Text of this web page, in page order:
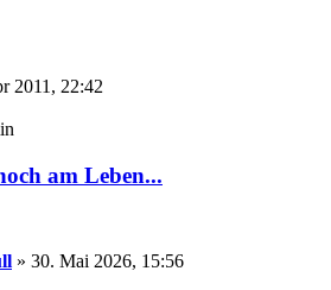
2011, 22:42
am Leben...
» 30. Mai 2026, 15:56